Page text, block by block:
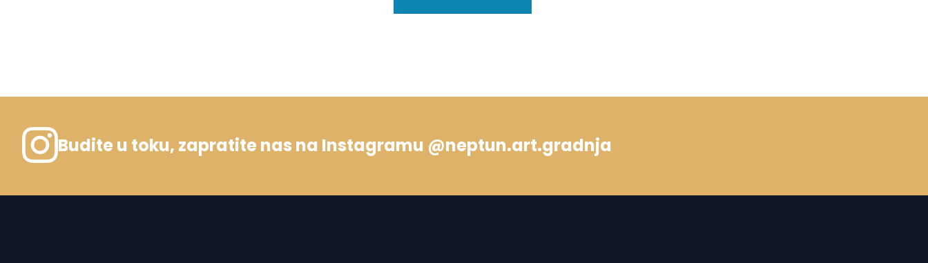
Budite u toku, zapratite nas na Instagramu @neptun.art.gradnja